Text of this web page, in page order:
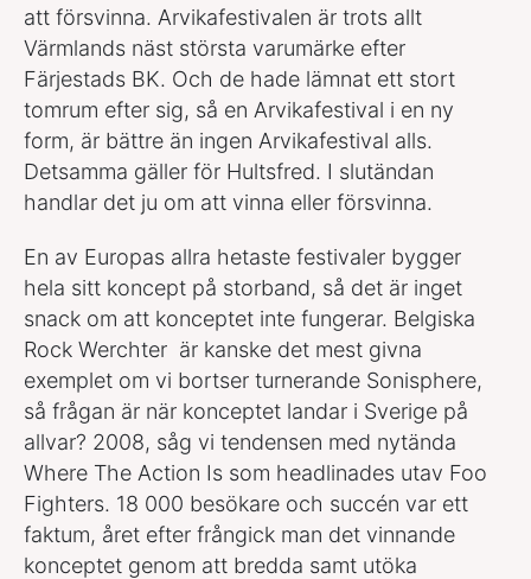
att försvinna. Arvikafestivalen är trots allt
Värmlands näst största varumärke efter
Färjestads BK. Och de hade lämnat ett stort
tomrum efter sig, så en Arvikafestival i en ny
form, är bättre än ingen Arvikafestival alls.
Detsamma gäller för Hultsfred. I slutändan
handlar det ju om att vinna eller försvinna.
En av Europas allra hetaste festivaler bygger
hela sitt koncept på storband, så det är inget
snack om att konceptet inte fungerar. Belgiska
Rock Werchter är kanske det mest givna
exemplet om vi bortser turnerande Sonisphere,
så frågan är när konceptet landar i Sverige på
allvar? 2008, såg vi tendensen med nytända
Where The Action Is som headlinades utav Foo
Fighters. 18 000 besökare och succén var ett
faktum, året efter frångick man det vinnande
konceptet genom att bredda samt utöka